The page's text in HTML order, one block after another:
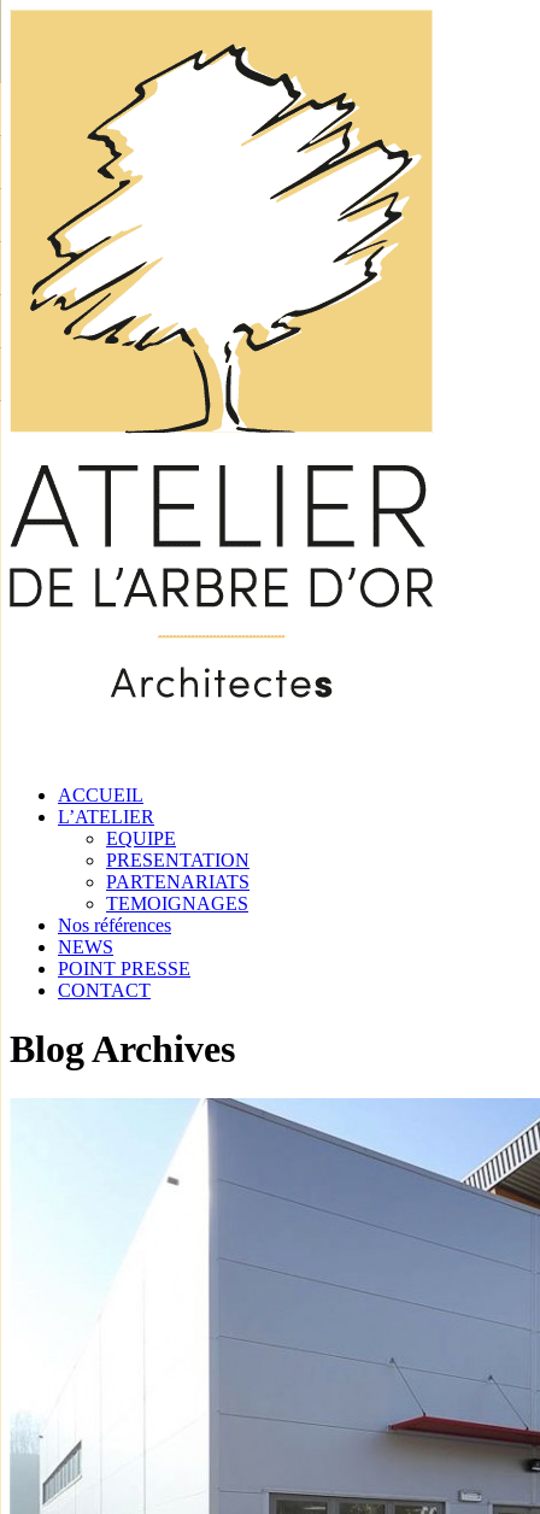
ACCUEIL
L’ATELIER
EQUIPE
PRESENTATION
PARTENARIATS
TEMOIGNAGES
Nos références
NEWS
POINT PRESSE
CONTACT
Blog Archives